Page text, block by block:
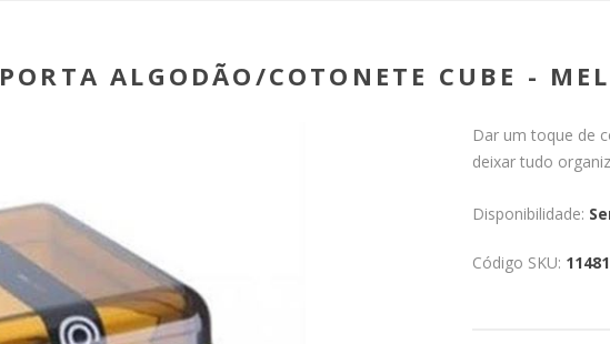
PORTA ALGODÃO/COTONETE CUBE -
Dar um toque de
deixar tudo
Disponibilidade:
Código SKU: